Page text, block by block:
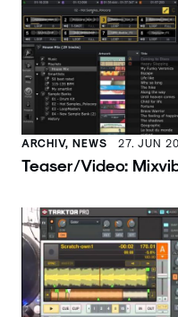
ARCHIV, NEWS 27. JUN
Teaser/Video: